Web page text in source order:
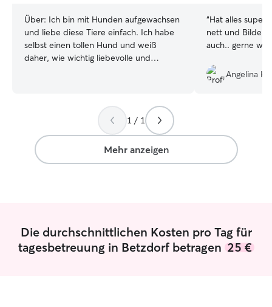
Über: Ich bin mit Hunden aufgewachsen
und liebe diese Tiere einfach. Ich habe
selbst einen tollen Hund und weiß
daher, wie wichtig liebevolle und
Momentan arbeite ich in Teilzeit und
habe somit genügen Zeit um einen
weiteren Hund zu betreuen. Ich wohne
in einem Haus mit Garten und einem
direkten Wald dahinter der für schöne
habe ich noch eine Katze. Die ist aber
eigentlich nur draußen und macht ihr
“Hat alles super
nett und Bilder
auch.. gerne
Angelina K.
1 / 1
Mehr anzeigen
Die durchschnittlichen Kosten pro Tag für
tagesbetreuung in Betzdorf betragen 25 €